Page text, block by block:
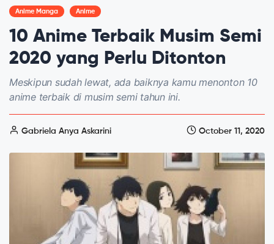
Anime Manga Anime
10 Anime Terbaik Musim Semi
2020 yang Perlu Ditonton
Meskipun sudah lewat, ada baiknya kamu menonton 10
anime terbaik di musim semi tahun ini.
Gabriela Anya Askarini October 11, 2020